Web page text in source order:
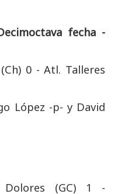
fecha -
0 - Atl. Talleres
López -p- y David
Dolores (GC) 1 -